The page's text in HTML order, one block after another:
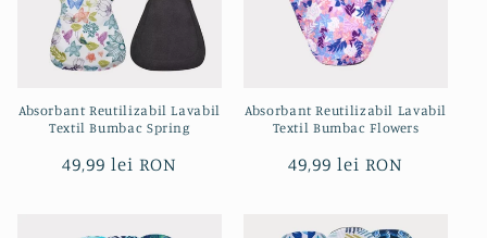
Absorbant Reutilizabil Lavabil
Textil Bumbac Spring
Preț
49,99 lei RON
Absorbant Reutilizabil Lavabil
Textil Bumbac Flowers
Preț
49,99 lei RON